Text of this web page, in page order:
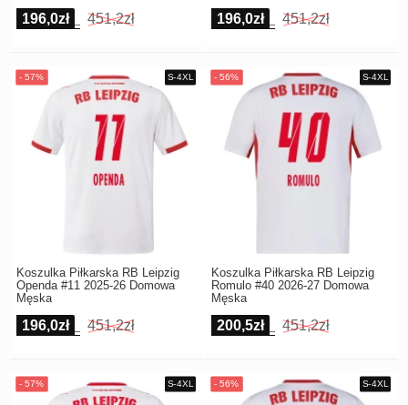
196,0zł 451,2zł 196,0zł 451,2zł
Koszulka Piłkarska RB Leipzig
Openda #11 2025-26 Domowa
Męska
196,0zł 451,2zł
Koszulka Piłkarska RB Leipzig
Romulo #40 2026-27 Domowa
Męska
200,5zł 451,2zł